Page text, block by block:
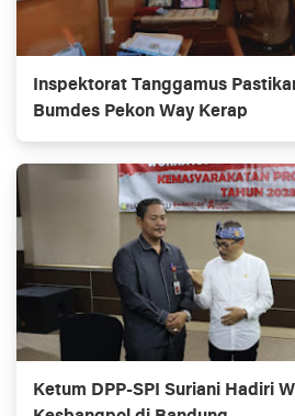
Inspektorat Tanggamus
Bumdes Pekon Way Kerap
Ketum DPP-SPI Suriani Hadiri